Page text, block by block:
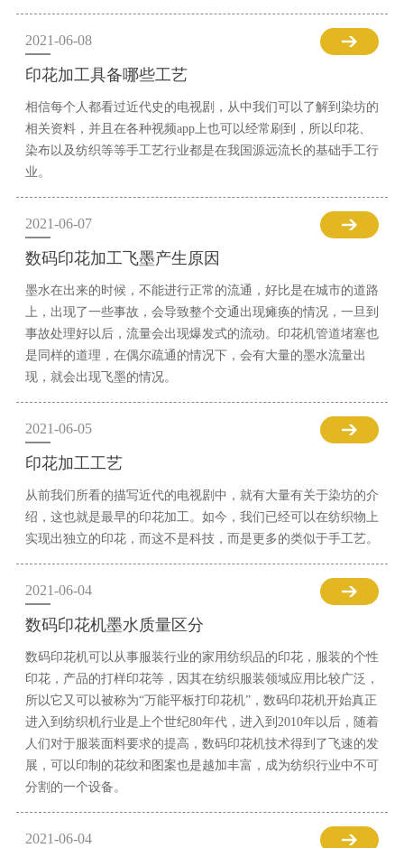
2021-06-08
印花加工具备哪些工艺
相信每个人都看过近代史的电视剧，从中我们可以了解到染坊的
相关资料，并且在各种视频app上也可以经常刷到，所以印花、
染布以及纺织等等手工艺行业都是在我国源远流长的基础手工行
业。
2021-06-07
数码印花加工飞墨产生原因
墨水在出来的时候，不能进行正常的流通，好比是在城市的道路
上，出现了一些事故，会导致整个交通出现瘫痪的情况，一旦到
事故处理好以后，流量会出现爆发式的流动。印花机管道堵塞也
是同样的道理，在偶尔疏通的情况下，会有大量的墨水流量出
现，就会出现飞墨的情况。
2021-06-05
印花加工工艺
从前我们所看的描写近代的电视剧中，就有大量有关于染坊的介
绍，这也就是最早的印花加工。如今，我们已经可以在纺织物上
实现出独立的印花，而这不是科技，而是更多的类似于手工艺。
2021-06-04
数码印花机墨水质量区分
数码印花机可以从事服装行业的家用纺织品的印花，服装的个性
印花，产品的打样印花等，因其在纺织服装领域应用比较广泛，
所以它又可以被称为“万能平板打印花机”，数码印花机开始真正
进入到纺织机行业是上个世纪80年代，进入到2010年以后，随着
人们对于服装面料要求的提高，数码印花机技术得到了飞速的发
展，可以印制的花纹和图案也是越加丰富，成为纺织行业中不可
分割的一个设备。
2021-06-04